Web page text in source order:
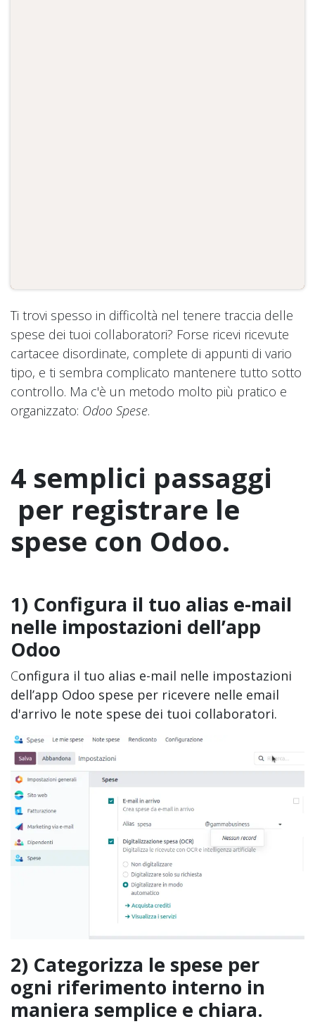
Ti trovi spesso in difficoltà nel tenere traccia delle
spese dei tuoi collaboratori? Forse ricevi ricevute
cartacee disordinate, complete di appunti di vario
tipo, e ti sembra complicato mantenere tutto sotto
controllo. Ma c'è un metodo molto più pratico e
organizzato: Odoo Spese.
4 semplici passaggi
per registrare le
spese con Odoo.
1) Configura il tuo alias e-mail
nelle impostazioni dell’app
Odoo
Configura il tuo alias e-mail nelle impostazioni
dell’app Odoo spese per ricevere nelle email
d'arrivo le note spese dei tuoi collaboratori.
2) Categorizza le spese per
ogni riferimento interno in
maniera semplice e chiara.